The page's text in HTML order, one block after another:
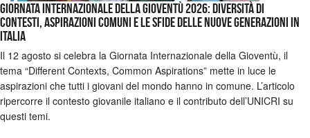
GIORNATA INTERNAZIONALE DELLA GIOVENTÙ 2026: DIVERSITÀ DI
CONTESTI, ASPIRAZIONI COMUNI E LE SFIDE DELLE NUOVE GENERAZIONI IN
ITALIA
Il 12 agosto si celebra la Giornata Internazionale della Gioventù, il
tema “Different Contexts, Common Aspirations” mette in luce le
aspirazioni che tutti i giovani del mondo hanno in comune. L’articolo
ripercorre il contesto giovanile italiano e il contributo dell’UNICRI su
questi temi.